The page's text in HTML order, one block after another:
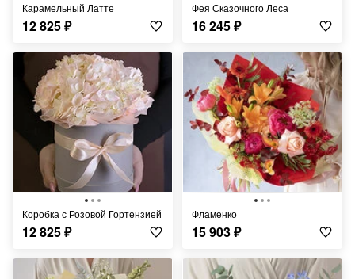
Карамельный Латте
12 825₽
Фея Сказочного Леса
16 245₽
Коробка с Розовой Гортензией
12 825₽
Фламенко
15 903₽